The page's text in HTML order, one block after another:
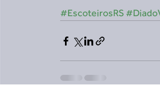
#EscoteirosRS